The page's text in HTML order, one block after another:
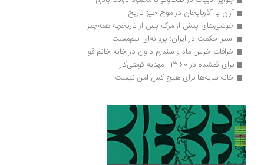
آران یا آذربایجان در موج خیز تاریخ
خوشی‌های پیش از مرگ پس از تاریخچه‌ همه‌چیز
سیر حکمت در ایران: پروانه‌ای نیم‌مست
خرافات خرس ماه و سندرم داون در خانه خانم قو
برای گمشده در 13:60 | مهدیه کوهی‌کار
خانه سایه‌ها برای‌ هیچ کس امن نیست